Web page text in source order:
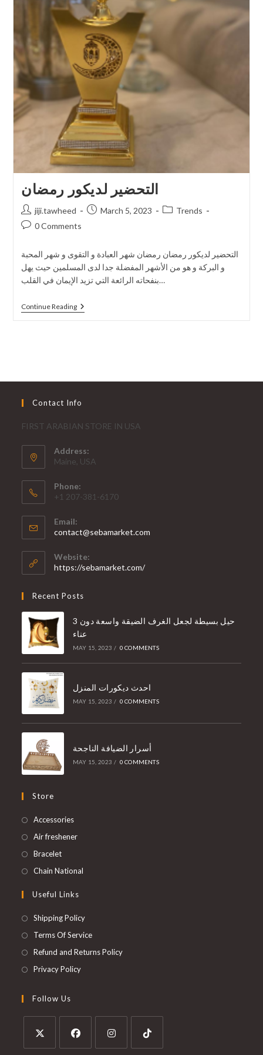
التحضير لديكور رمضان
jiji.tawheed March 5, 2023
Trends
0 Comments
التحضير لديكور رمضان رمضان شهر العبادة و التقوى و شهر المحبة
و البركة و هو من الأشهر المفضلة جدا لدى المسلمين حيث يهل
بنفحاته الرائعة التي تزيد الإيمان في القلب…
Continue Reading
Contact Info
FIRST ARABIAN STORE IN USA
Address:
Maine, USA
Phone:
+1 207-381-6170
Email:
contact@sebamarket.com
Website:
https://sebamarket.com/
Recent Posts
3 حيل بسيطة لجعل الغرف الضيقة واسعة دون
عناء
MAY 15, 2023 / 0 COMMENTS
احدث ديكورات المنزل
MAY 15, 2023 / 0 COMMENTS
أسرار الضيافة الناجحة
MAY 15, 2023 / 0 COMMENTS
Store
Accessories
Air freshener
Bracelet
Chain National
Useful Links
Shipping Policy
Terms Of Service
Refund and Returns Policy
Privacy Policy
Follow Us